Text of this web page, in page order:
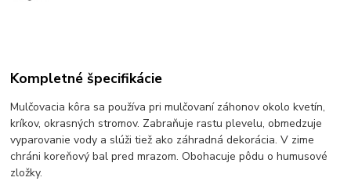
Kompletné špecifikácie
Mulčovacia kôra sa používa pri mulčovaní záhonov okolo kvetín,
kríkov, okrasných stromov. Zabraňuje rastu plevelu, obmedzuje
vyparovanie vody a slúži tiež ako záhradná dekorácia. V zime
chráni koreňový bal pred mrazom. Obohacuje pôdu o humusové
zložky.